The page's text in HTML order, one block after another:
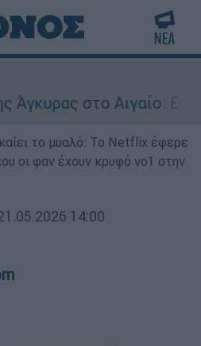
στο Αιγαίο:
το μυαλό: Το Netflix έφερε
οι φαν έχουν κρυφό νο1 στην
14:00